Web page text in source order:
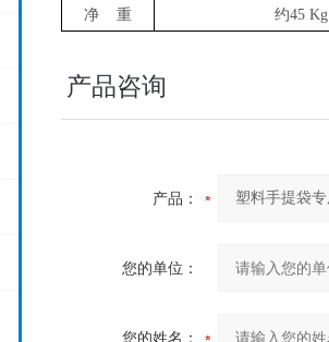
净
重 约45 Kg
产品咨询
产品：
您的单位：
您的姓名：